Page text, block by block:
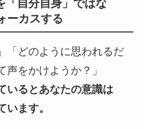
「自分自身」ではな
ーカスする
「どのように思われるだ
声をかけようか？」
いるとあなたの意識は
います。